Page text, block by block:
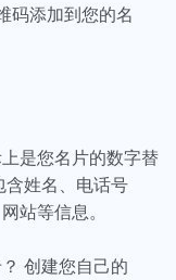
码添加到您的名
是您名片的数字替
姓名、电话号
站等信息。
创建您自己的